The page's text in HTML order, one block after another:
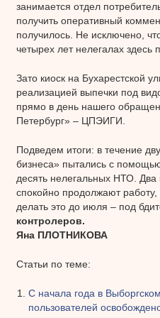
занимается отдел
получить оперативный
получилось. Не исключено,
четырех лет нелегалах здесь
Зато киоск на Бухарестской
реализацией выпечки под
прямо в день нашего
Петербург» – ЦПЭИГИ.
Подведем итоги: в течение
бизнеса» пытались с
десять нелегальных НТО.
спокойно продолжают
делать это до июля – под
контролеров.
Яна ПЛОТНИКОВА
Статьи по теме:
С начала года в
пользователей